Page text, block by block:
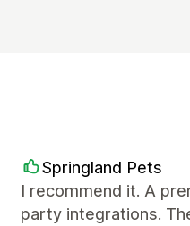
Springland Pets
I recommend it. A
party integrations.